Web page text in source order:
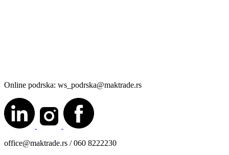
Online podrska: ws_podrska@maktrade.rs
office@maktrade.rs / 060 8222230